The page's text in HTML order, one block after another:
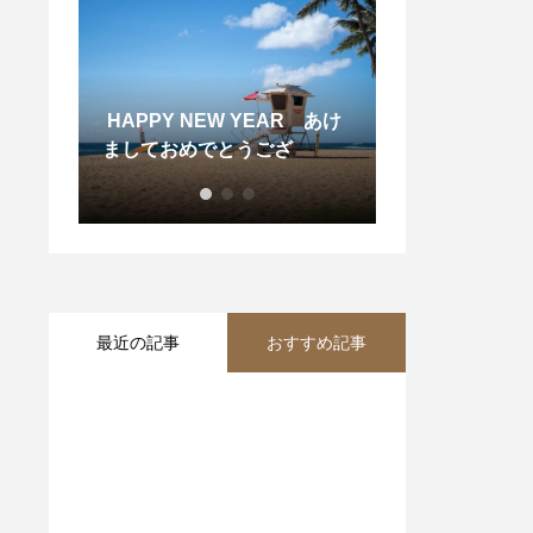
あけ
当店大人気のアヒポキプレー
ト
最近の記事 おすすめ記事